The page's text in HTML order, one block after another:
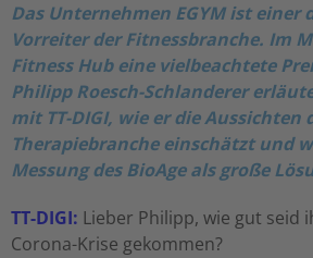
Das Unternehmen EGYM ist einer
Vorreiter der Fitnessbranche. Im
Fitness Hub eine vielbeachtete
Philipp Roesch-Schlanderer
mit TT-DIGI, wie er die Aussichten
Therapiebranche einschätzt und
Messung des BioAge als große
TT-DIGI: Lieber Philipp, wie gut seid
Corona-Krise gekommen?